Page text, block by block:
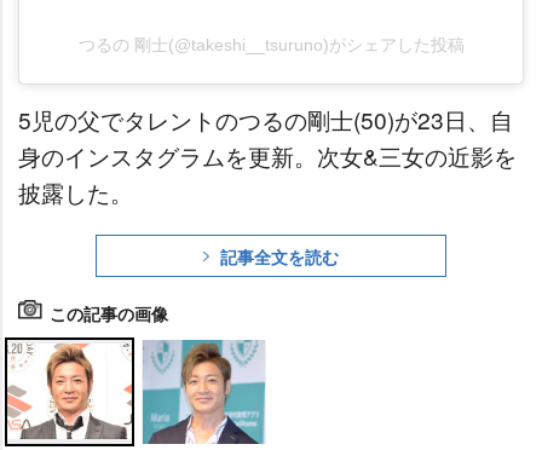
つるの 剛士(@takeshi__tsuruno)がシェアした投稿
5児の父でタレントのつるの剛士(50)が23日、自
身のインスタグラムを更新。次女&三女の近影を
披露した。
記事全文を読む
この記事の画像